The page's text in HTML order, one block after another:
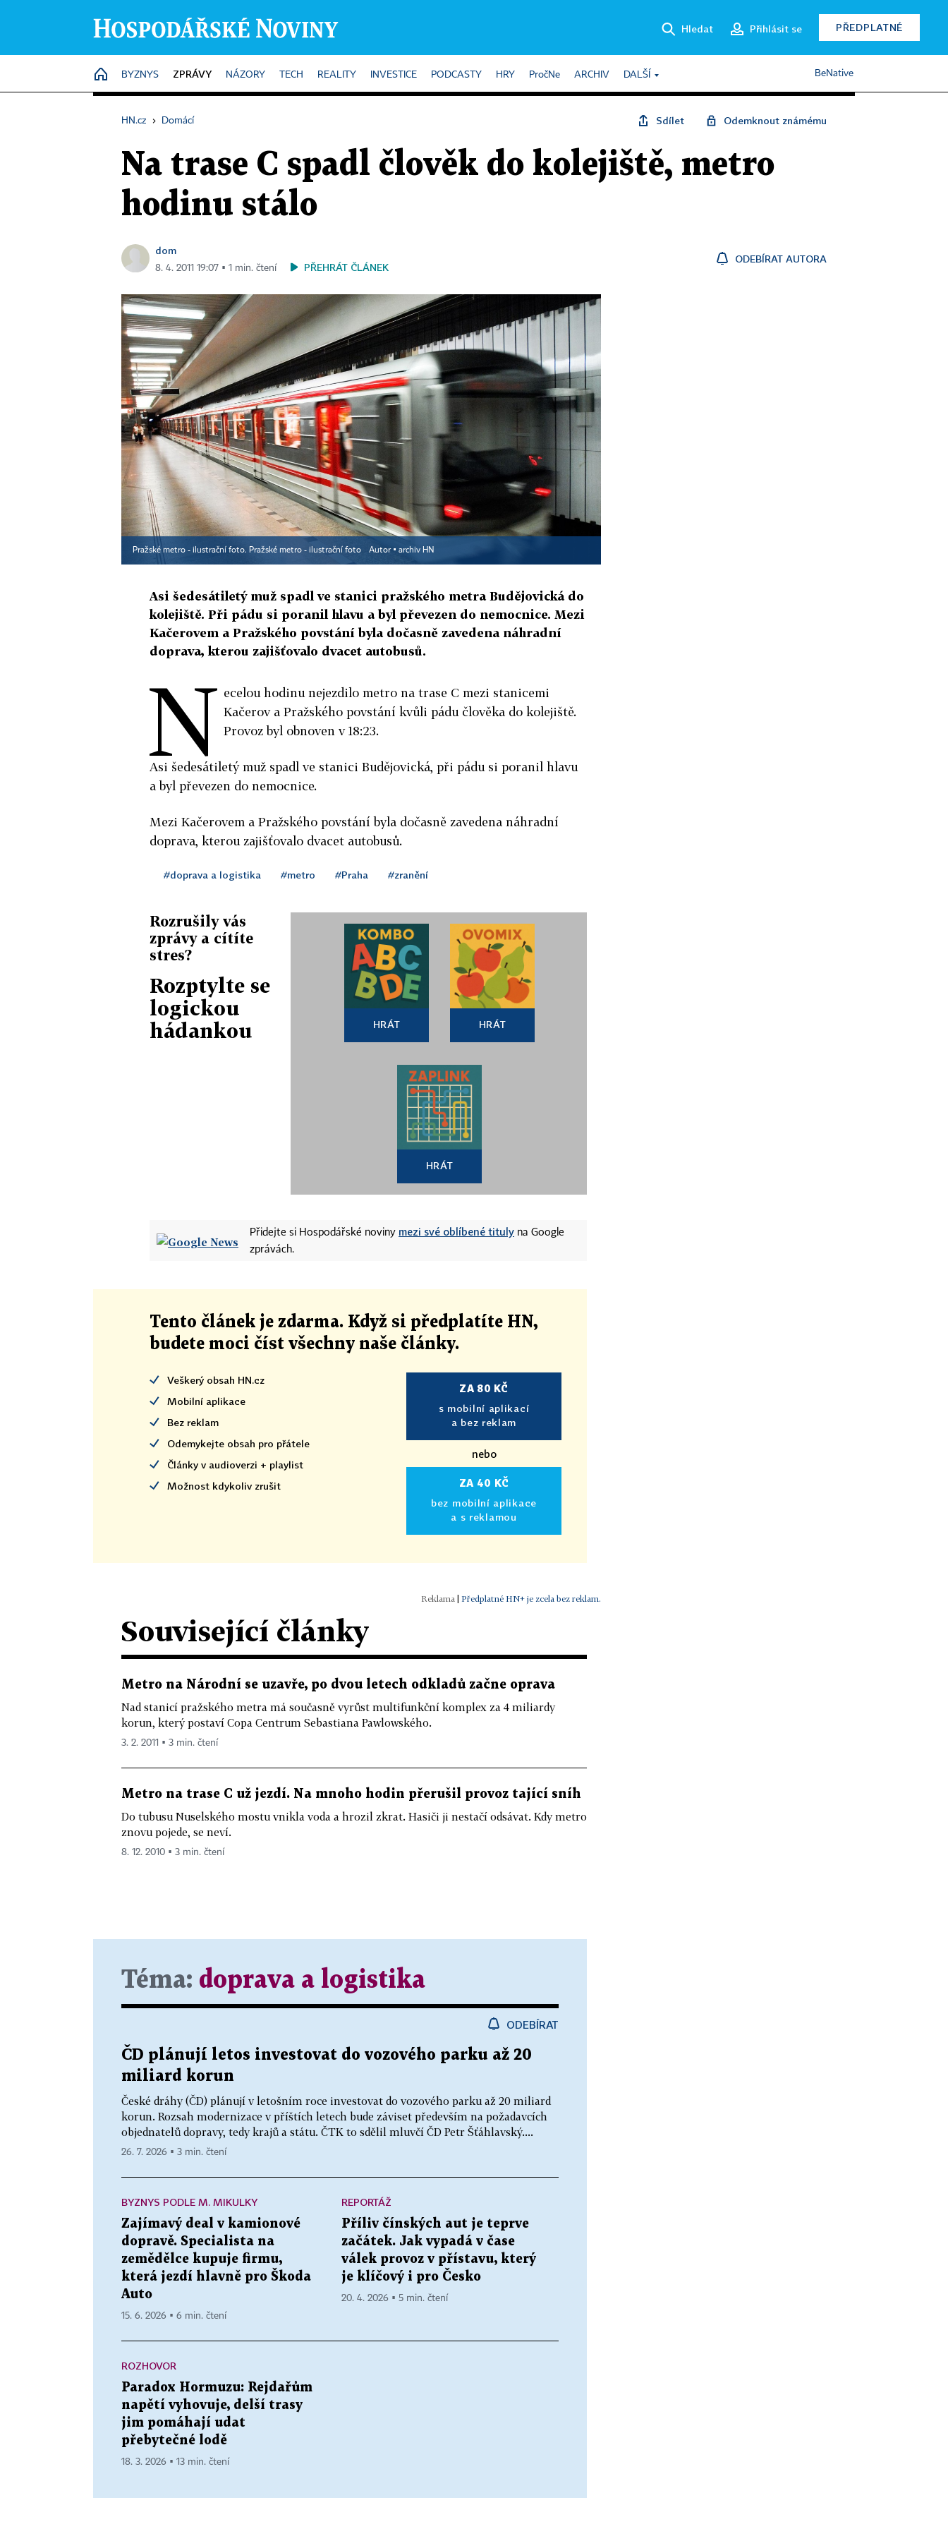
Hledat Přihlásit se PŘEDPLATNÉ
HOME
BYZNYS ZPRÁVY NÁZORY TECH REALITY INVESTICE PODCASTY HRY PročNe ARCHIV DALŠÍ BeNative
HN.cz › Domácí Sdílet Odemknout známému
Na trase C spadl člověk do kolejiště, metro
hodinu stálo
dom
8. 4. 2011 19:07 ▪ 1 min. čtení PŘEHRÁT ČLÁNEK
ODEBÍRAT AUTORA
Pražské metro - ilustrační foto. Pražské metro - ilustrační foto Autor ▪ archiv HN
Asi šedesátiletý muž spadl ve stanici pražského metra Budějovická do
kolejiště. Při pádu si poranil hlavu a byl převezen do nemocnice. Mezi
Kačerovem a Pražského povstání byla dočasně zavedena náhradní
doprava, kterou zajišťovalo dvacet autobusů.
N ecelou hodinu nejezdilo metro na trase C mezi stanicemi
Kačerov a Pražského povstání kvůli pádu člověka do kolejiště.
Provoz byl obnoven v 18:23.
Asi šedesátiletý muž spadl ve stanici Budějovická, při pádu si poranil hlavu
a byl převezen do nemocnice.
Mezi Kačerovem a Pražského povstání byla dočasně zavedena náhradní
doprava, kterou zajišťovalo dvacet autobusů.
#doprava a logistika #metro #Praha #zranění
Rozrušily vás
zprávy a cítíte
stres?
Rozptylte se
logickou
hádankou
HRÁT HRÁT
HRÁT
Přidejte si Hospodářské noviny mezi své oblíbené tituly na Google
zprávách.
Tento článek je zdarma. Když si předplatíte HN,
budete moci číst všechny naše články.
Veškerý obsah HN.cz
Mobilní aplikace
Bez reklam
Odemykejte obsah pro přátele
Články v audioverzi + playlist
Možnost kdykoliv zrušit
ZA 80 KČ
s mobilní aplikací
a bez reklam
nebo
ZA 40 KČ
bez mobilní aplikace
a s reklamou
| Předplatné HN+ je zcela bez reklam.
Související články
Metro na Národní se uzavře, po dvou letech odkladů začne oprava
Nad stanicí pražského metra má současně vyrůst multifunkční komplex za 4 miliardy
korun, který postaví Copa Centrum Sebastiana Pawlowského.
3. 2. 2011 ▪ 3 min. čtení
Metro na trase C už jezdí. Na mnoho hodin přerušil provoz tající sníh
Do tubusu Nuselského mostu vnikla voda a hrozil zkrat. Hasiči ji nestačí odsávat. Kdy metro
znovu pojede, se neví.
8. 12. 2010 ▪ 3 min. čtení
Téma: doprava a logistika
ODEBÍRAT
ČD plánují letos investovat do vozového parku až 20
miliard korun
České dráhy (ČD) plánují v letošním roce investovat do vozového parku až 20 miliard
korun. Rozsah modernizace v příštích letech bude záviset především na požadavcích
objednatelů dopravy, tedy krajů a státu. ČTK to sdělil mluvčí ČD Petr Šťáhlavský....
26. 7. 2026 ▪ 3 min. čtení
BYZNYS PODLE M. MIKULKY
Zajímavý deal v kamionové
dopravě. Specialista na
zemědělce kupuje firmu,
která jezdí hlavně pro Škoda
Auto
15. 6. 2026 ▪ 6 min. čtení
REPORTÁŽ
Příliv čínských aut je teprve
začátek. Jak vypadá v čase
válek provoz v přístavu, který
je klíčový i pro Česko
20. 4. 2026 ▪ 5 min. čtení
ROZHOVOR
Paradox Hormuzu: Rejdařům
napětí vyhovuje, delší trasy
jim pomáhají udat
přebytečné lodě
18. 3. 2026 ▪ 13 min. čtení